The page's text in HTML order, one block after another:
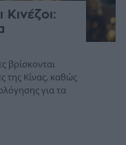
Κινέζοι:
βρίσκονται
της Κίνας, καθώς
για τα